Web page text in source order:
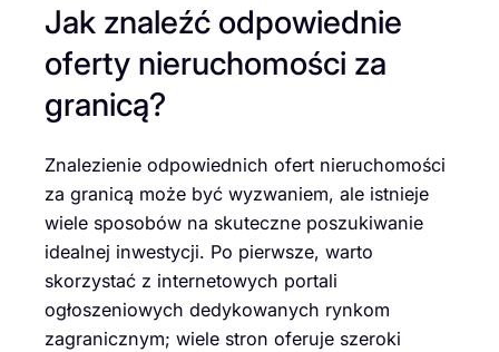
Jak znaleźć odpowiednie
oferty nieruchomości za
granicą?
Znalezienie odpowiednich ofert nieruchomości
za granicą może być wyzwaniem, ale istnieje
wiele sposobów na skuteczne poszukiwanie
idealnej inwestycji. Po pierwsze, warto
skorzystać z internetowych portali
ogłoszeniowych dedykowanych rynkom
zagranicznym; wiele stron oferuje szeroki